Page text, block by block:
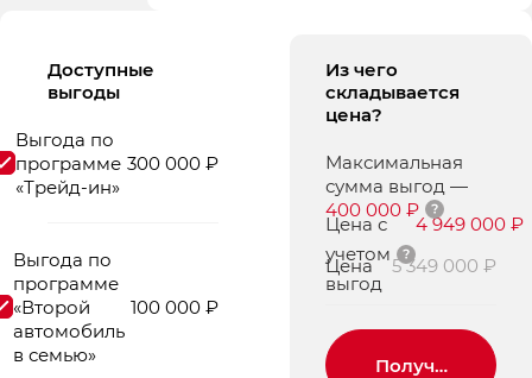
Доступные
выгоды
300 000 ₽
Выгода по
программе
«Трейд-ин»
100 000 ₽
Выгода по
программе
«Второй
автомобиль
в семью»
Из чего
складывается
цена?
Максимальная
сумма выгод —
400 000 ₽
Цена с
учетом
выгод
4 949 000 ₽
Цена
5 349 000 ₽
Получить